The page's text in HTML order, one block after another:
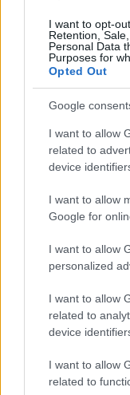
I want to opt-
Retention,
Personal Data
Purposes for
Opted Out
Google
I want to allow
related to
device
I want to allow
Google for
I want to allow
personalized
I want to allow
related to
device
I want to allow
related to
Gasztro Lavór